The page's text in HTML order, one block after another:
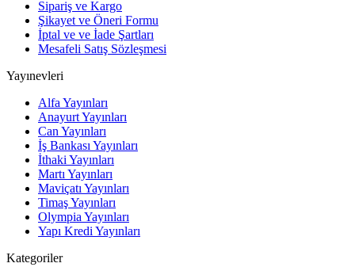
Sipariş ve Kargo
Şikayet ve Öneri Formu
İptal ve ve İade Şartları
Mesafeli Satış Sözleşmesi
Yayınevleri
Alfa Yayınları
Anayurt Yayınları
Can Yayınları
İş Bankası Yayınları
İthaki Yayınları
Martı Yayınları
Maviçatı Yayınları
Timaş Yayınları
Olympia Yayınları
Yapı Kredi Yayınları
Kategoriler